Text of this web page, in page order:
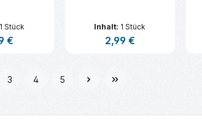
1 Stück
Preis:
€
Anzahl: Gib den
Inhalt: 1 Stück
Regulärer Preis:
2,99 €
Produkt Anzahl:
Seite
3
Seite
4
Seite
5